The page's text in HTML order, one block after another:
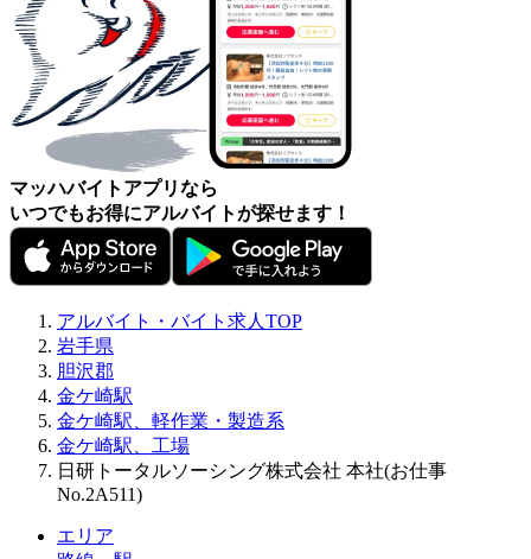
マッハバイトアプリなら
いつでもお得にアルバイトが探せます！
アルバイト・バイト求人TOP
岩手県
胆沢郡
金ケ崎駅
金ケ崎駅、軽作業・製造系
金ケ崎駅、工場
日研トータルソーシング株式会社 本社(お仕事
No.2A511)
エリア